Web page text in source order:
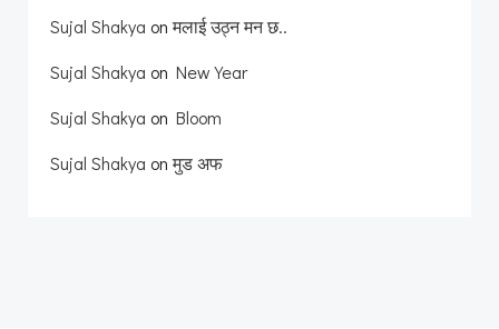
Sujal Shakya onमलाई उठ्न मन छ..
Sujal Shakya on New Year
Sujal Shakya on Bloom
Sujal Shakya onमुड अफ